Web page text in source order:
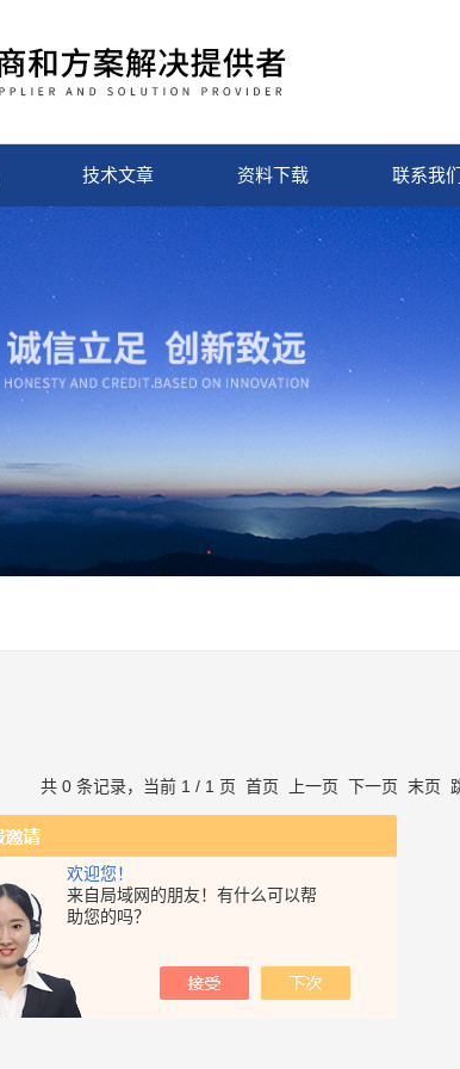
欢迎您！
来自局域网的朋友！有什么可以帮
助您的吗？
技术文章 资料下载 联系我们
共 0 条记录，当前 1 / 1 页 首页 上一页 下一页 末页